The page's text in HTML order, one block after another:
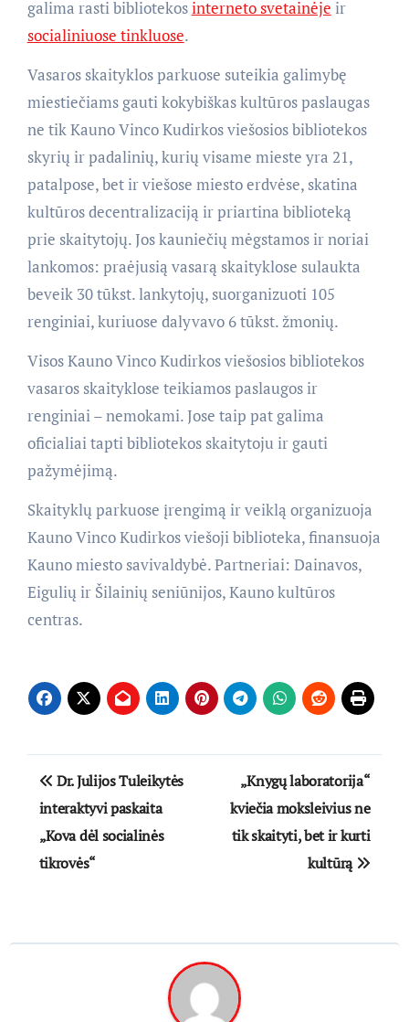
galima rasti bibliotekosinterneto svetainėje ir
socialiniuose tinkluose.
Vasaros skaityklos parkuose suteikia galimybę
miestiečiams gauti kokybiškas kultūros paslaugas
ne tik Kauno Vinco Kudirkos viešosios bibliotekos
skyrių ir padalinių, kurių visame mieste yra 21,
patalpose, bet ir viešose miesto erdvėse, skatina
kultūros decentralizaciją ir priartina biblioteką
prie skaitytojų. Jos kauniečių mėgstamos ir noriai
lankomos: praėjusią vasarą skaityklose sulaukta
beveik 30 tūkst. lankytojų, suorganizuoti 105
renginiai, kuriuose dalyvavo 6 tūkst. žmonių.
Visos Kauno Vinco Kudirkos viešosios bibliotekos
vasaros skaityklose teikiamos paslaugos ir
renginiai – nemokami. Jose taip pat galima
oficialiai tapti bibliotekos skaitytoju ir gauti
pažymėjimą.
Skaityklų parkuose įrengimą ir veiklą organizuoja
Kauno Vinco Kudirkos viešoji biblioteka, finansuoja
Kauno miesto savivaldybė. Partneriai: Dainavos,
Eigulių ir Šilainių seniūnijos, Kauno kultūros
centras.
Navigacija
tarp
įrašų
Dr. Julijos Tuleikytės
interaktyvi paskaita
„Kova dėl socialinės
tikrovės“
„Knygų laboratorija“
kviečia moksleivius ne
tik skaityti, bet ir kurti
kultūrą